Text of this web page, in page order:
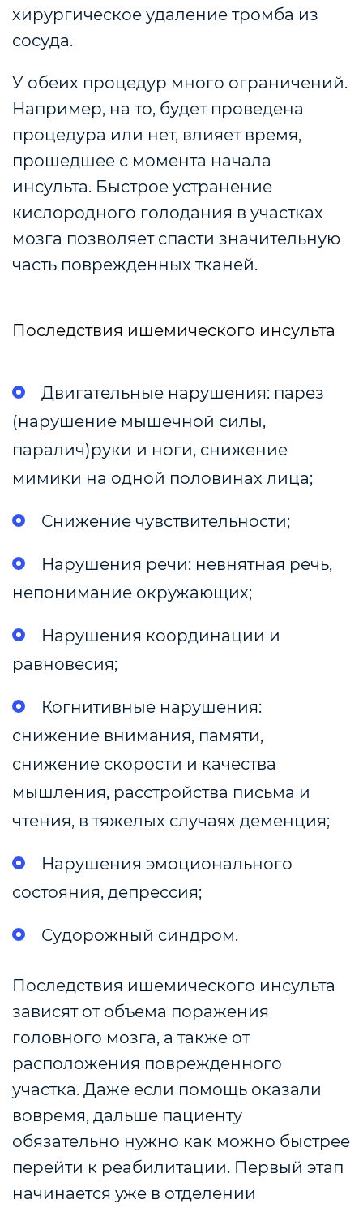
хирургическое удаление тромба из
сосуда.
У обеих процедур много ограничений.
Например, на то, будет проведена
процедура или нет, влияет время,
прошедшее с момента начала
инсульта. Быстрое устранение
кислородного голодания в участках
мозга позволяет спасти значительную
часть поврежденных тканей.
Последствия ишемического инсульта
Двигательные нарушения: парез
(нарушение мышечной силы,
паралич)руки и ноги, снижение
мимики на одной половинах лица;
Снижение чувствительности;
Нарушения речи: невнятная речь,
непонимание окружающих;
Нарушения координации и
равновесия;
Когнитивные нарушения:
снижение внимания, памяти,
снижение скорости и качества
мышления, расстройства письма и
чтения, в тяжелых случаях деменция;
Нарушения эмоционального
состояния, депрессия;
Судорожный синдром.
Последствия ишемического инсульта
зависят от объема поражения
головного мозга, а также от
расположения поврежденного
участка. Даже если помощь оказали
вовремя, дальше пациенту
обязательно нужно как можно быстрее
перейти к реабилитации. Первый этап
начинается уже в отделении